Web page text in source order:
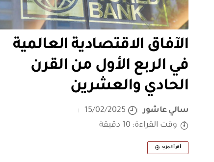
الآفاق الاقتصادية العالمية
في الربع الأول من القرن
الحادي والعشرين
سالي عاشور
15/02/2025
وقت القراءة: 10 دقيقة
أقرأ المزيد